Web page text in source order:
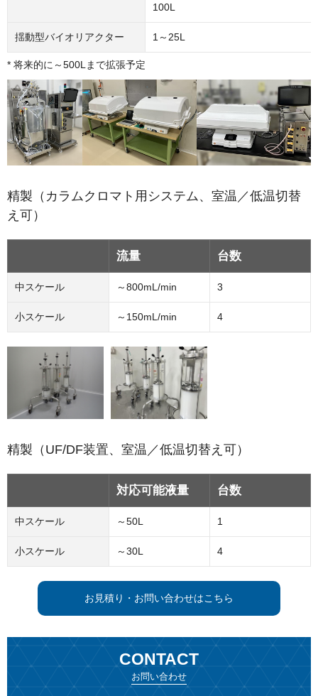
100L
揺動型バイオリアクター 1～25L
将来的に～500Lまで拡張予定
精製（カラムクロマト用システム、室温／低温切替
え可）
流量 台数
中スケール ～800mL/min 3
小スケール ～150mL/min 4
精製（UF/DF装置、室温／低温切替え可）
対応可能液量 台数
中スケール ～50L 1
小スケール ～30L 4
お見積り・お問い合わせはこちら
CONTACT
お問い合わせ